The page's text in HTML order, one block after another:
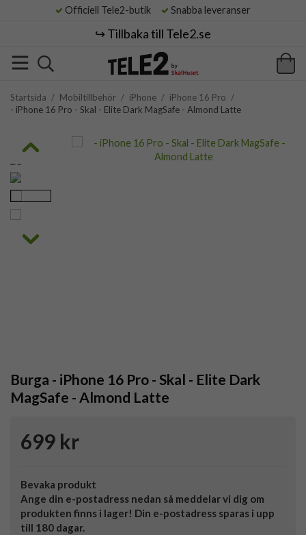
Officiell Tele2-butik Snabba leveranser
↪️ Tillbaka till Tele2.se
Startsida / Mobiltillbehör / iPhone / iPhone 16 Pro /
- iPhone 16 Pro - Skal - Elite Dark MagSafe - Almond Latte
Burga - iPhone 16 Pro - Skal - Elite Dark
MagSafe - Almond Latte
699 kr
Bevaka produkt
Ange din e-postadress nedan så meddelar vi dig om
produkten finns i lager! Din e-postadress sparas i upp
till 180 dagar.